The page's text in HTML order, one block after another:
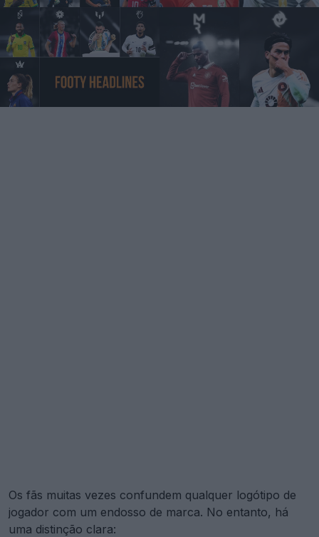
Os fãs muitas vezes confundem qualquer logótipo de
jogador com um endosso de marca. No entanto, há
uma distinção clara: